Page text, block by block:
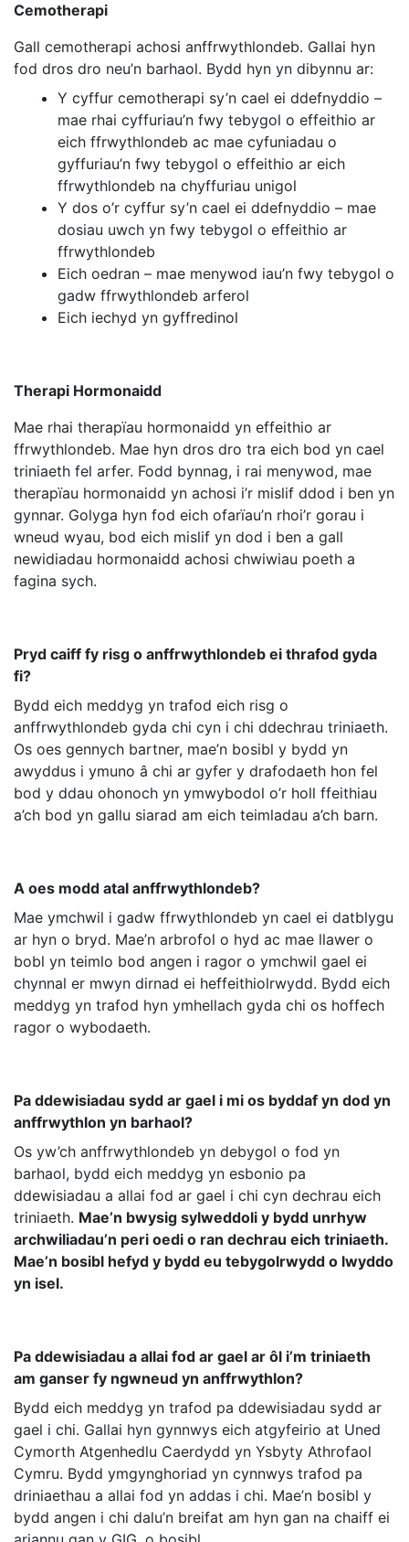
Cemotherapi
Gall cemotherapi achosi anffrwythlondeb. Gallai hyn
fod dros dro neu’n barhaol. Bydd hyn yn dibynnu ar:
Y cyffur cemotherapi sy’n cael ei ddefnyddio –
mae rhai cyffuriau’n fwy tebygol o effeithio ar
eich ffrwythlondeb ac mae cyfuniadau o
gyffuriau’n fwy tebygol o effeithio ar eich
ffrwythlondeb na chyffuriau unigol
Y dos o’r cyffur sy’n cael ei ddefnyddio – mae
dosiau uwch yn fwy tebygol o effeithio ar
ffrwythlondeb
Eich oedran – mae menywod iau’n fwy tebygol o
gadw ffrwythlondeb arferol
Eich iechyd yn gyffredinol
Therapi Hormonaidd
Mae rhai therapïau hormonaidd yn effeithio ar
ffrwythlondeb. Mae hyn dros dro tra eich bod yn cael
triniaeth fel arfer. Fodd bynnag, i rai menywod, mae
therapïau hormonaidd yn achosi i’r mislif ddod i ben yn
gynnar. Golyga hyn fod eich ofarïau’n rhoi’r gorau i
wneud wyau, bod eich mislif yn dod i ben a gall
newidiadau hormonaidd achosi chwiwiau poeth a
fagina sych.
Pryd caiff fy risg o anffrwythlondeb ei thrafod gyda
fi?
Bydd eich meddyg yn trafod eich risg o
anffrwythlondeb gyda chi cyn i chi ddechrau triniaeth.
Os oes gennych bartner, mae’n bosibl y bydd yn
awyddus i ymuno â chi ar gyfer y drafodaeth hon fel
bod y ddau ohonoch yn ymwybodol o’r holl ffeithiau
a’ch bod yn gallu siarad am eich teimladau a’ch barn.
A oes modd atal anffrwythlondeb?
Mae ymchwil i gadw ffrwythlondeb yn cael ei datblygu
ar hyn o bryd. Mae’n arbrofol o hyd ac mae llawer o
bobl yn teimlo bod angen i ragor o ymchwil gael ei
chynnal er mwyn dirnad ei heffeithiolrwydd. Bydd eich
meddyg yn trafod hyn ymhellach gyda chi os hoffech
ragor o wybodaeth.
Pa ddewisiadau sydd ar gael i mi os byddaf yn dod yn
anffrwythlon yn barhaol?
Os yw’ch anffrwythlondeb yn debygol o fod yn
barhaol, bydd eich meddyg yn esbonio pa
ddewisiadau a allai fod ar gael i chi cyn dechrau eich
triniaeth. Mae’n bwysig sylweddoli y bydd unrhyw
archwiliadau’n peri oedi o ran dechrau eich triniaeth.
Mae’n bosibl hefyd y bydd eu tebygolrwydd o lwyddo
yn isel.
Pa ddewisiadau a allai fod ar gael ar ôl i’m triniaeth
am ganser fy ngwneud yn anffrwythlon?
Bydd eich meddyg yn trafod pa ddewisiadau sydd ar
gael i chi. Gallai hyn gynnwys eich atgyfeirio at Uned
Cymorth Atgenhedlu Caerdydd yn Ysbyty Athrofaol
Cymru. Bydd ymgynghoriad yn cynnwys trafod pa
driniaethau a allai fod yn addas i chi. Mae’n bosibl y
bydd angen i chi dalu’n breifat am hyn gan na chaiff ei